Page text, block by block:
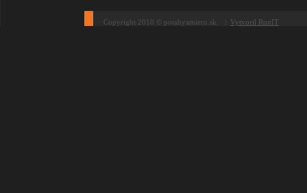
Copyright 2010 © potahyamieru.sk. | Vytvoril RunIT